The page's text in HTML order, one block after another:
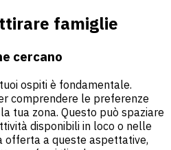
famiglie
cercano
ospiti è fondamentale.
comprendere le preferenze
tua zona. Questo può spaziare
disponibili in loco o nelle
offerta a queste aspettative,